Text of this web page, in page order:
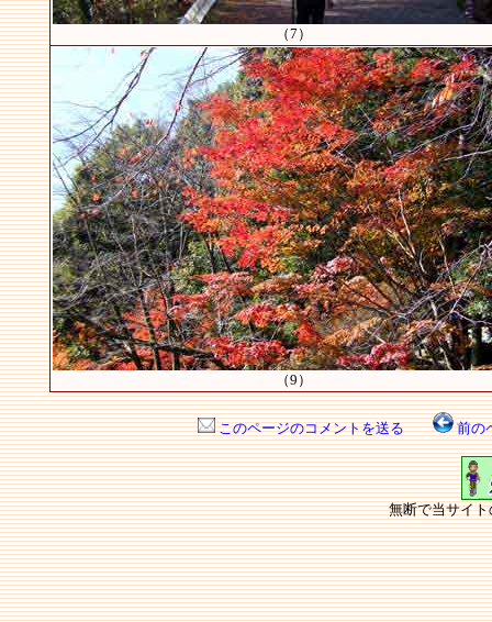
（7）
（9）
このページのコメントを送る 前の
無断で当サイ